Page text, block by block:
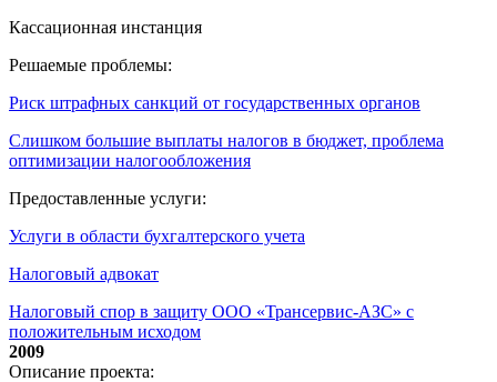
Кассационная инстанция
Решаемые проблемы:
Риск штрафных санкций от государственных органов
Слишком большие выплаты налогов в бюджет, проблема
оптимизации налогообложения
Предоставленные услуги:
Услуги в области бухгалтерского учета
Налоговый адвокат
Налоговый спор в защиту ООО «Трансервис-АЗС» с
положительным исходом
2009
Описание проекта: